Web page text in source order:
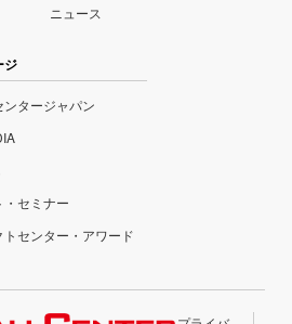
ニュース
ジ
ンタージャパン
・セミナー
トセンター・アワード